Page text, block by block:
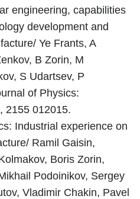
engineering, capabilities
development and
Ye Frants, A
B Zorin, M
S Udartsev, P
of Physics:
2155 012015.
Industrial experience on
Ramil Gaisin,
Boris Zorin,
Podoinikov, Sergey
Vladimir Chakin, Pavel